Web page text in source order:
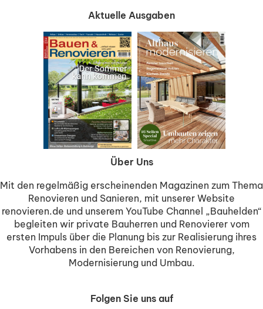
Aktuelle Ausgaben
Über Uns
Mit den regelmäßig erscheinenden Magazinen zum Thema
Renovieren und Sanieren, mit unserer Website
renovieren.de und unserem YouTube Channel „Bauhelden“
begleiten wir private Bauherren und Renovierer vom
ersten Impuls über die Planung bis zur Realisierung ihres
Vorhabens in den Bereichen von Renovierung,
Modernisierung und Umbau.
Folgen Sie uns auf